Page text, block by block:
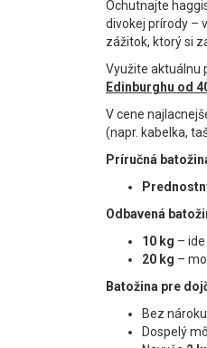
Ochutnajte
divokej prírody –
zážitok, ktorý si
Využite aktuálnu
Edinburghu od
V cene
(napr. kabelka,
Príručná
Odbavená
10 kg –
20 kg –
Batožina pre
Bez
Dospelý